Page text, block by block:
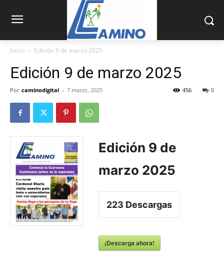
Inicio Edición 9 de marzo 2025
Edición 9 de marzo 2025
Por caminodigital - 7 marzo, 2025 0
456
Edición 9 de
marzo 2025
223 Descargas
¡Descarga ahora!